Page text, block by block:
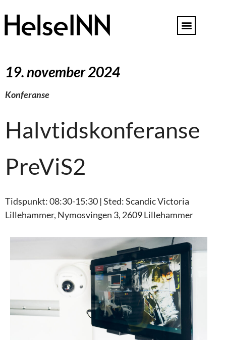
19. november 2024
Konferanse
Halvtidskonferanse
PreViS2
Tidspunkt: 08:30-15:30 | Sted: Scandic Victoria
Lillehammer, Nymosvingen 3, 2609 Lillehammer